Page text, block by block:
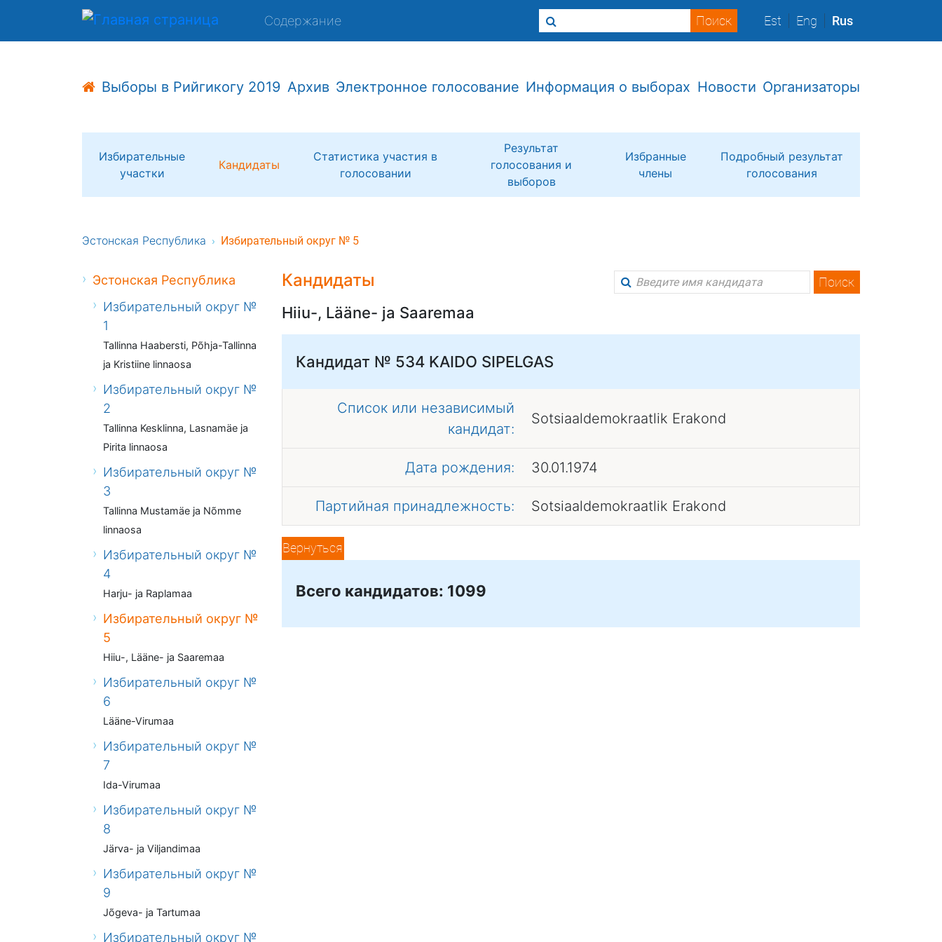
Содержание Est Eng Rus
Выборы в Рийгикогу 2019 Архив Электронное голосование Информация о выборах Новости Организаторы
Избирательные
участки
Кандидаты
Статистика участия в
голосовании
Результат
голосования и
выборов
Избранные
члены
Подробный результат
голосования
Эстонская Республика Избирательный округ № 5
Эстонская Республика
Избирательный округ №
1
Tallinna Haabersti, Põhja-Tallinna
ja Kristiine linnaosa
Избирательный округ №
2
Tallinna Kesklinna, Lasnamäe ja
Pirita linnaosa
Избирательный округ №
3
Tallinna Mustamäe ja Nõmme
linnaosa
Избирательный округ №
4
Harju- ja Raplamaa
Избирательный округ №
5
Hiiu-, Lääne- ja Saaremaa
Избирательный округ №
6
Lääne-Virumaa
Избирательный округ №
7
Ida-Virumaa
Избирательный округ №
8
Järva- ja Viljandimaa
Избирательный округ №
9
Jõgeva- ja Tartumaa
Избирательный округ №
Кандидаты Поиск
Hiiu-, Lääne- ja Saaremaa
Кандидат № 534 KAIDO SIPELGAS
Список или независимый
кандидат:
Sotsiaaldemokraatlik Erakond
Дата рождения: 30.01.1974
Партийная принадлежность: Sotsiaaldemokraatlik Erakond
Вернуться
Всего кандидатов: 1099